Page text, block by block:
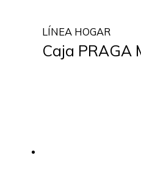
LÍNEA HOGAR
Caja PRAGA